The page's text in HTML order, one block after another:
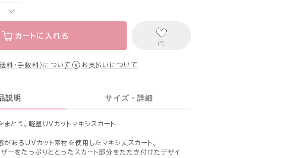
カートに入れる
(7)
料・手数料）について お支払いについて
説明 サイズ・詳細
まとう、軽量UVカットマキシスカート
があるUVカット素材を使用したマキシ丈スカート。
ザーをたっぷりととったスカート部分をたたき付けたデザイ